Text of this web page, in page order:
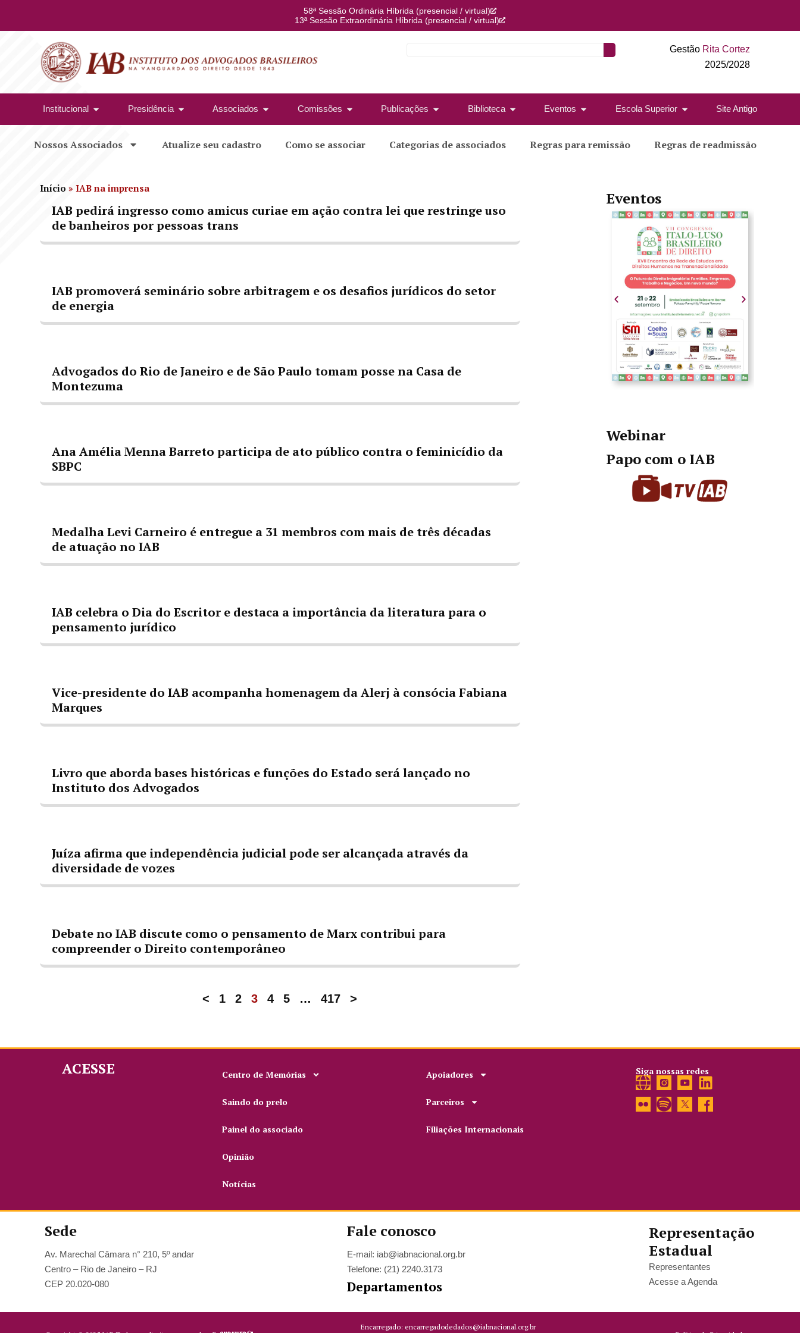
58ª Sessão Ordinária Híbrida (presencial / virtual)
13ª Sessão Extraordinária Híbrida (presencial / virtual)
Gestão Rita Cortez
2025/2028
Institucional Presidência Associados Comissões Publicações Biblioteca Eventos Escola Superior Site Antigo
Nossos Associados Atualize seu cadastro Como se associar Categorias de associados Regras para remissão Regras de readmissão
Início »IAB na imprensa
IAB pedirá ingresso como amicus curiae em ação contra lei que restringe uso
de banheiros por pessoas trans
IAB promoverá seminário sobre arbitragem e os desafios jurídicos do setor
de energia
Advogados do Rio de Janeiro e de São Paulo tomam posse na Casa de
Montezuma
Ana Amélia Menna Barreto participa de ato público contra o feminicídio da
SBPC
Medalha Levi Carneiro é entregue a 31 membros com mais de três décadas
de atuação no IAB
IAB celebra o Dia do Escritor e destaca a importância da literatura para o
pensamento jurídico
Vice-presidente do IAB acompanha homenagem da Alerj à consócia Fabiana
Marques
Livro que aborda bases históricas e funções do Estado será lançado no
Instituto dos Advogados
Juíza afirma que independência judicial pode ser alcançada através da
diversidade de vozes
Debate no IAB discute como o pensamento de Marx contribui para
compreender o Direito contemporâneo
< 1 2 3 4 5 … 417 >
Eventos
Webinar
Papo com o IAB
ACESSE Centro de Memórias
Saindo do prelo
Painel do associado
Opinião
Notícias
Apoiadores
Parceiros
Filiações Internacionais
Siga nossas redes
Sede
Av. Marechal Câmara n° 210, 5º andar
Centro – Rio de Janeiro – RJ
CEP 20.020-080
Fale conosco
E-mail: iab@iabnacional.org.br
Telefone: (21) 2240.3173
Departamentos
Representação
Estadual
Representantes
Acesse a Agenda
Encarregado: encarregadodedados@iabnacional.org.br